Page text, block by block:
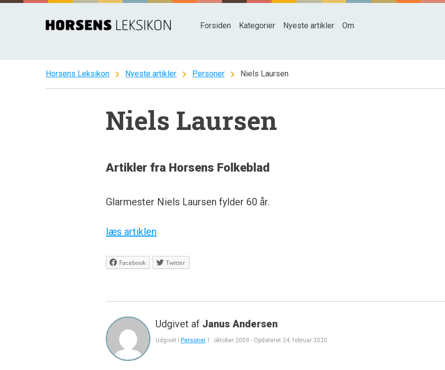
Spring
Forsiden Kategorier Nyeste artikler Om
Horsens Leksikon chevron_right Nyeste artikler chevron_right Personer chevron_right Niels Laursen
Niels Laursen
Artikler fra Horsens Folkeblad
Glarmester Niels Laursen fylder 60 år.
læs artiklen
Facebook Twitter
Udgivet af Janus Andersen
Udgivet iPersoner 1. oktober 2009 - Opdateret 24. februar 2020